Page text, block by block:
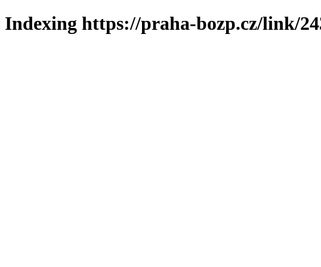
Indexing https://praha-bozp.cz/link/